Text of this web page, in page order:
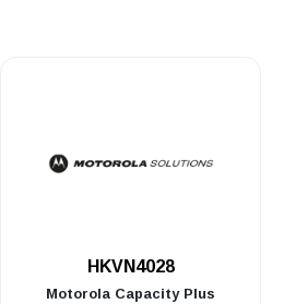
HKVN4028
Motorola Capacity Plus